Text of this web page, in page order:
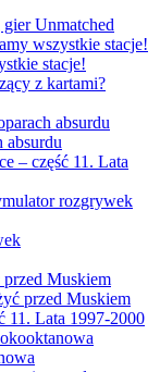
Unmatched
wszystkie stacje!
stacje!
z kartami?
absurdu
absurdu
– część 11. Lata
rozgrywek
przed Muskiem
przed Muskiem
11. Lata 1997-2000